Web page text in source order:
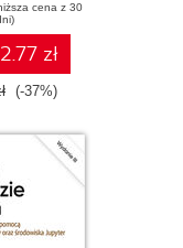
cena z 30
zł
(-37%)